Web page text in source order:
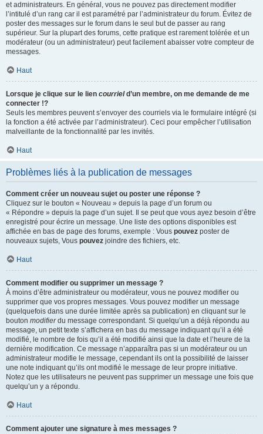
et administrateurs. En général, vous ne pouvez pas directement modifier
l’intitulé d’un rang car il est paramétré par l’administrateur du forum. Évitez de
poster des messages sur le forum dans le seul but de passer au rang
supérieur. Sur la plupart des forums, cette pratique est rarement tolérée et un
modérateur (ou un administrateur) peut facilement abaisser votre compteur de
messages.
Haut
Lorsque je clique sur le lien courrield’un membre, on me demande de me
connecter !?
Seuls les membres peuvent s’envoyer des courriels via le formulaire intégré (si
la fonction a été activée par l’administrateur). Ceci pour empêcher l’utilisation
malveillante de la fonctionnalité par les invités.
Haut
Problèmes liés à la publication de messages
Comment créer un nouveau sujet ou poster une réponse ?
Cliquez sur le bouton « Nouveau » depuis la page d’un forum ou
« Répondre » depuis la page d’un sujet. Il se peut que vous ayez besoin d’être
enregistré pour écrire un message. Une liste des options disponibles est
affichée en bas de page des forums, exemple : Vous pouvez poster de
nouveaux sujets, Vous pouvez joindre des fichiers, etc.
Haut
Comment modifier ou supprimer un message ?
À moins d’être administrateur ou modérateur, vous ne pouvez modifier ou
supprimer que vos propres messages. Vous pouvez modifier un message
(quelquefois dans une durée limitée après sa publication) en cliquant sur le
bouton modifierdu message correspondant. Si quelqu’un a déjà répondu au
message, un petit texte s’affichera en bas du message indiquant qu’il a été
modifié, le nombre de fois qu’il a été modifié ainsi que la date et l’heure de la
dernière modification. Ce message n’apparaîtra pas si un modérateur ou un
administrateur modifie le message, cependant ils ont la possibilité de laisser
une note indiquant qu’ils ont modifié le message de leur propre initiative.
Notez que les utilisateurs ne peuvent pas supprimer un message une fois que
quelqu’un y a répondu.
Haut
Comment ajouter une signature à mes messages ?